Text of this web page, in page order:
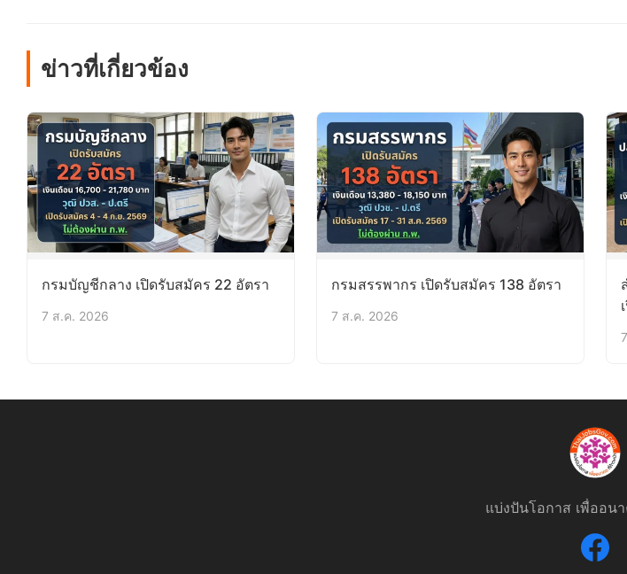
ข่าวที่เกี่ยวข้อง
กรมบัญชีกลาง เปิดรับสมัคร 22 อัตรา
7 ส.ค. 2026
กรมสรรพากร เปิดรับสมัคร 138 อัตรา
7 ส.ค. 2026
แบ่งปันโอกาส เพื่ออน